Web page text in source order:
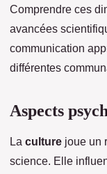
Comprendre ces
avancées
communication
différentes
Aspects
La culture joue un
science. Elle